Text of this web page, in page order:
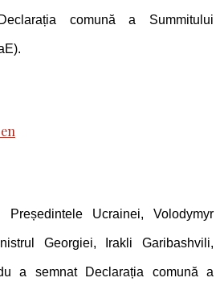
comună a Summitului
Ucrainei, Volodymyr
Georgiei, Irakli Garibashvili,
a semnat Declarația comună a